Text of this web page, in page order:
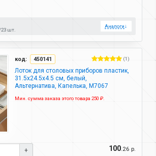
23 шт.
Аналоги↓
код: 450141 (1)
Лоток для столовых приборов пластик,
31.5х24.5х4.5 см, белый,
Альтернатива, Капелька, М7067
Мин. сумма заказа этого товара 250 ₽.
+ 100 .26 р.